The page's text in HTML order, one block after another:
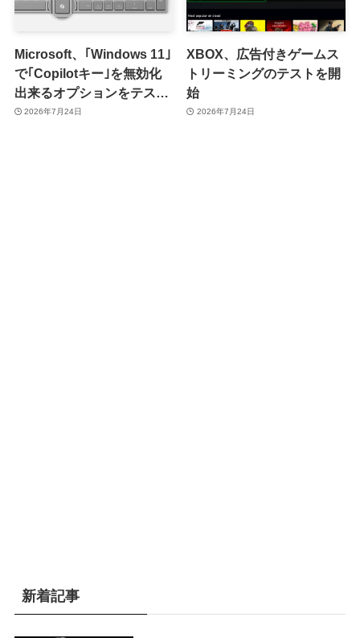
Microsoft、｢Windows 11｣
で｢Copilotキー｣を無効化
出来るオプションをテスト
開始
2026年7月24日
XBOX、広告付きゲームス
トリーミングのテストを開
始
2026年7月24日
新着記事